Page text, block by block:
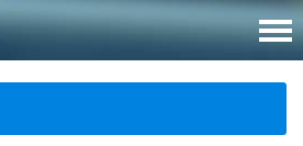
8